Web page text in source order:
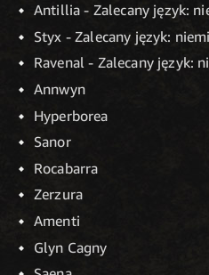
Antillia - Zalecany język:
Styx - Zalecany język:
Ravenal - Zalecany język:
Annwyn
Hyperborea
Sanor
Rocabarra
Zerzura
Amenti
Glyn Cagny